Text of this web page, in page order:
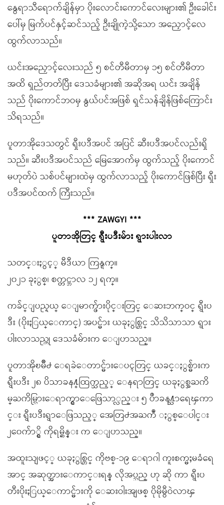
နွေရာသီရောက်ချိန်မှာ ပိုးလောင်းကောင်လေးများ၏ ဦးခေါင်း
ပေါ်မှ မြက်ပင်နှင့်ဆင်သည့် ဦးချိုကဲ့သို့သော အညှောင့်လေ
ထွက်လာသည်။
ယင်းအညှောင့်လေးသည် ၅ စင်တီမီတာမှ ၁၅ စင်တီမီတာ
အထိ ရှည်တတ်ပြီး ဒေသခံများ၏ အဆိုအရ ယင်း အချိန်
သည် ပိုးကောင်ဘဝမှ နွယ်ပင်အဖြစ် ရှင်သန်ချိန်ဖြစ်ကြောင်း
သိရသည်။
ပူတာအိုဒေသတွင် ရှီးပဒီအပင် အပြင် ဆီးပဒီအပင်လည်းရှိ
သည်။ ဆီးပဒီအပင်သည် မြေအောက်မှ ထွက်သည့် ပိုးကောင်
မဟုတ်ပဲ သစ်ပင်များထဲမှ ထွက်လာသည့် ပိုးကောင်ဖြစ်ပြီး ရှီး
ပဒီအပင်ထက် ကြီးသည်။
*** ZAWGYI ***
ပူတာအိုတြင္ ရွီးပဒီးမ်ား ရွားပါးလာ
သတင္းႏွင့္ မီဒီယာ ကြန္ရက္။
၂၀၂၁ ခုႏွစ္၊ စက္တင္ဘာလ ၁၂ ရက္။
ကခ်င္ျပည္နယ္ ေျမာက္ဖ်ားပိုင္းတြင္ ေဆးဘက္ဝင္ ရွီးပ
ဒီး (ပိုးႏြယ္ေကာင္) အပင္မ်ား ယခုႏွစ္တြင္ သိသိသာသာ ရွား
ပါးလာသည္ဟု ေဒသခံမ်ားက ေျပာသည္။
ပူတာအိုၿမိဳ႕ ေရခဲေတာင္မ်ားေပၚတြင္ ယခင္ႏွစ္မ်ားက
ရွီးပဒီး ၂၈ ပိသာခန႔္ထြက္သည့္ ေနရာတြင္ ယခုႏွစ္အႀကိ
မ္ႀကိမ္သြားေရာက္ရွာေဖြေသာ္လည္း ၅ ပိႆာခန႔္သာရေၾကာ
င္း ရွီးပဒီးရွာေဖြသည့္ အေတြ႕အႀကဳံ ႏွစ္ေပါင္း
၂၀ေက်ာ္ရွိ ကိုရမ္ဆိန္း က ေျပာသည္။
အထူးသျဖင့္ ယခုႏွစ္တြင္ ကိုဗစ္-၁၉ ေရာဂါ ကူးစက္မႈမခံရေ
အာင္ အဆုတ္အားေကာင္းရန္ လိုအပ္သည္ ဟု ဆို ကာ ရွီးပ
တီးပိုးႏြယ္ေကာင္မ်ားကို ေဆးဝါးအျဖစ္ ပိုမိုမွီဝဲလာၾ